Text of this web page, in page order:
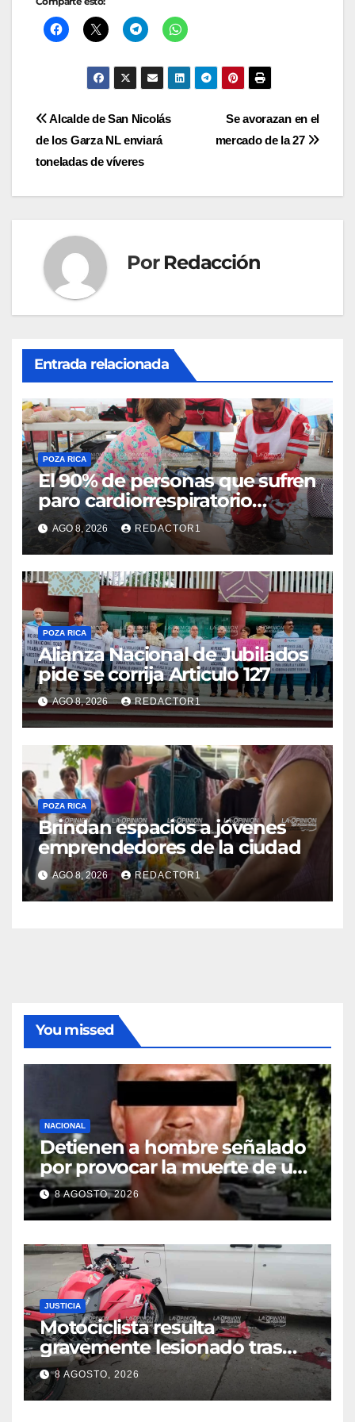
Navegación
de
entradas
Se avorazan en el
mercado de la 27
Alcalde de San Nicolás
de los Garza NL enviará
toneladas de víveres
Por Redacción
Entrada relacionada
POZA RICA
El 90% de personas que sufren
paro cardiorrespiratorio
mueren
AGO 8, 2026 REDACTOR1
POZA RICA
Alianza Nacional de Jubilados
pide se corrija Articulo 127
AGO 8, 2026 REDACTOR1
POZA RICA
Brindan espacios a jóvenes
emprendedores de la ciudad
AGO 8, 2026 REDACTOR1
You missed
NACIONAL
Detienen a hombre señalado
por provocar la muerte de un
adulto mayor
8 AGOSTO, 2026
JUSTICIA
Motociclista resulta
gravemente lesionado tras
choque en la colonia Ricardo
Flores Magón
8 AGOSTO, 2026